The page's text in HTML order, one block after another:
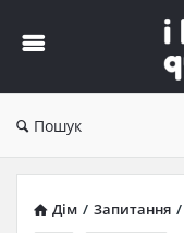
Пошук
Дім / Запитання /